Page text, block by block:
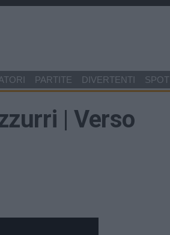
PARTITE DIVERTENTI SPOT
| Verso